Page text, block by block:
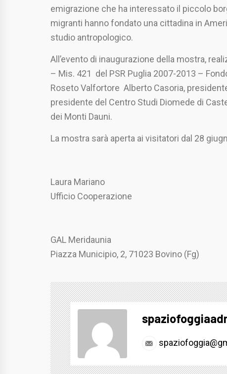
emigrazione che ha interessato il piccolo
migranti hanno fondato una cittadina in
studio antropologico.
All’evento di inaugurazione della mostra,
– Mis. 421 del PSR Puglia 2007-2013 –
Roseto Valfortore Alberto Casoria,
presidente del Centro Studi Diomede di
dei Monti Dauni.
La mostra sarà aperta ai visitatori dal 28
Laura Mariano
Ufficio Cooperazione
GAL Meridaunia
Piazza Municipio, 2, 71023 Bovino (Fg)